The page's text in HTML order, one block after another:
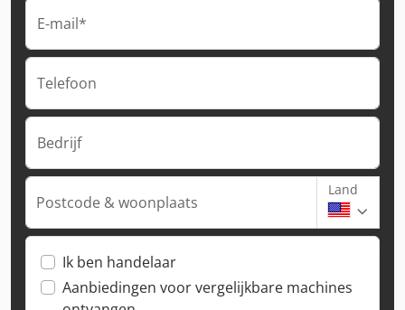
E-mail*
Telefoon
Bedrijf
Postcode & woonplaats
Land
Ik ben handelaar
Aanbiedingen voor vergelijkbare machines